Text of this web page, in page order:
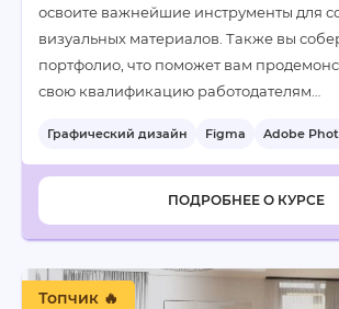
освоите важнейшие инструменты для
визуальных материалов. Также вы
портфолио, что поможет вам
свою квалификацию работодателям…
Графический дизайн Figma Adobe
ПОДРОБНЕЕ О КУРСЕ
Топчик 🔥